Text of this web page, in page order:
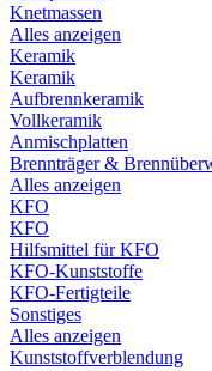
Knetmassen
Alles anzeigen
Keramik
Keramik
Aufbrennkeramik
Vollkeramik
Anmischplatten
Brennträger &
Alles anzeigen
KFO
KFO
Hilfsmittel für KFO
KFO-Kunststoffe
KFO-Fertigteile
Sonstiges
Alles anzeigen
Kunststoffverblendung